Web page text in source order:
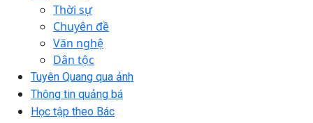
Thời sự
Chuyên đề
Văn nghệ
Dân tộc
Tuyên Quang qua ảnh
Thông tin quảng bá
Học tập theo Bác